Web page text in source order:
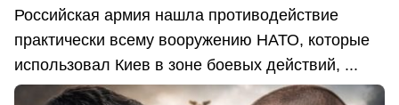
Российская армия нашла противодействие
практически всему вооружению НАТО, которые
использовал Киев в зоне боевых действий, ...